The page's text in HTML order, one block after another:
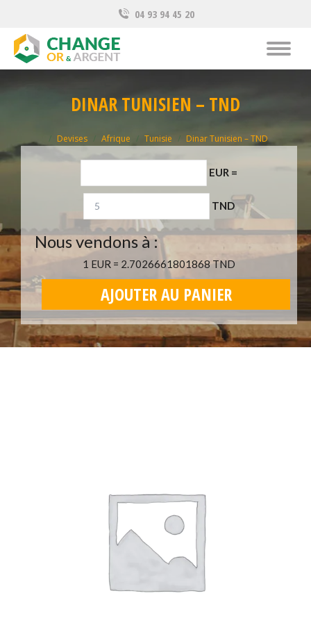
04 93 94 45 20
DINAR TUNISIEN – TND
Devises Afrique Tunisie Dinar Tunisien – TND
EUR =
TND
Nous vendons à :
1 EUR = 2.7026661801868 TND
AJOUTER AU PANIER